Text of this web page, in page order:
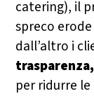
catering), il
spreco
dall’altro i
per ridurre